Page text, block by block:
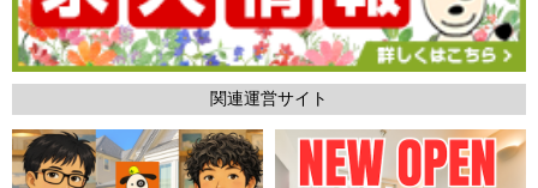
関連運営サイト